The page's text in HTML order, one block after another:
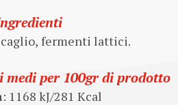
caglio, fermenti lattici.
per 100gr di prodotto
: 1168 kJ/281 Kcal